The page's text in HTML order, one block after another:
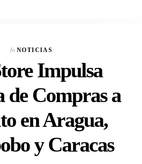
In NOTICIAS
Impulsa
de Compras a
en Aragua,
y Caracas